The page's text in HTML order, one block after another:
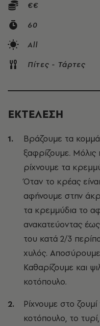
€€
60
All
Πίτες - Τάρτες
ΕΚΤΕΛΕΣΗ
Βράζουμε τα
ξαφρίζουμε.
ρίχνουμε τα
Όταν το κρέας
αφήνουμε στην
τα κρεμμύδια το
ανακατεύοντας
του κατά 2/3
χυλός.
Καθαρίζουμε και
κοτόπουλο.
Ρίχνουμε στο
κοτόπουλο, το